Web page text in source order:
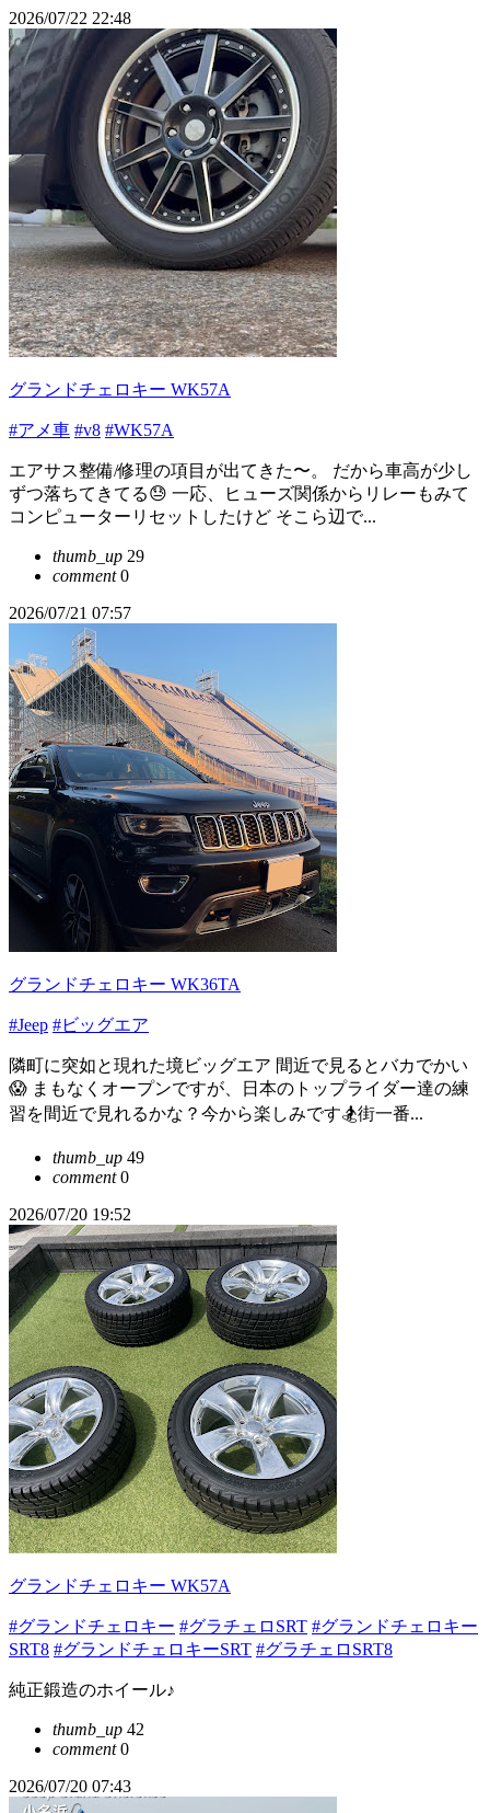
2026/07/22 22:48
グランドチェロキー WK57A
#アメ車 #v8 #WK57A
エアサス整備/修理の項目が出てきた〜。 だから車高が少し
ずつ落ちてきてる😓 一応、ヒューズ関係からリレーもみて
コンピューターリセットしたけど そこら辺で...
thumb_up 29
comment0
2026/07/21 07:57
グランドチェロキー WK36TA
#Jeep #ビッグエア
隣町に突如と現れた境ビッグエア 間近で見るとバカでかい
😱 まもなくオープンですが、日本のトップライダー達の練
習を間近で見れるかな？今から楽しみです🏂街一番...
thumb_up 49
comment0
2026/07/20 19:52
グランドチェロキー WK57A
#グランドチェロキー #グラチェロSRT #グランドチェロキー
SRT8 #グランドチェロキーSRT #グラチェロSRT8
純正鍛造のホイール♪
thumb_up 42
comment0
2026/07/20 07:43